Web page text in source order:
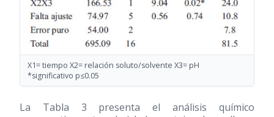
X1= tiempo X2= relación soluto/solvente X3= pH
*significativo p≤0.05
La Tabla 3 presenta el análisis químico